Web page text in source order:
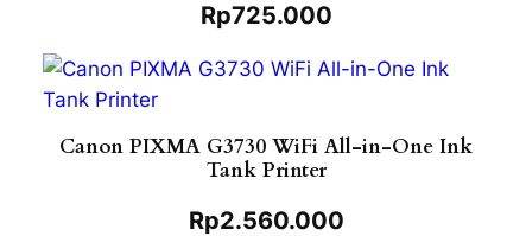
Rp725.000
Canon PIXMA G3730 WiFi All-in-One Ink
Tank Printer
Rp2.560.000